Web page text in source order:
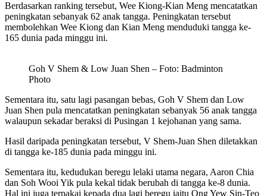
Berdasarkan ranking tersebut, Wee Kiong-Kian Meng mencatatkan
peningkatan sebanyak 62 anak tangga. Peningkatan tersebut
membolehkan Wee Kiong dan Kian Meng menduduki tangga ke-
165 dunia pada minggu ini.
Goh V Shem & Low Juan Shen – Foto: Badminton
Photo
Sementara itu, satu lagi pasangan bebas, Goh V Shem dan Low
Juan Shen pula mencatatkan peningkatan sebanyak 56 anak tangga
walaupun sekadar beraksi di Pusingan 1 kejohanan yang sama.
Hasil daripada peningkatan tersebut, V Shem-Juan Shen diletakkan
di tangga ke-185 dunia pada minggu ini.
Sementara itu, kedudukan beregu lelaki utama negara, Aaron Chia
dan Soh Wooi Yik pula kekal tidak berubah di tangga ke-8 dunia.
Hal ini juga terpakai kepada dua lagi beregu iaitu Ong Yew Sin-Teo